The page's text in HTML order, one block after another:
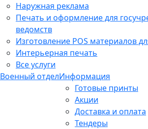
Наружная реклама
Печать и оформление для
ведомств
Изготовление POS материалов
Интерьерная печать
Все услуги
Военный отделИнформация
Готовые принты
Акции
Доставка и оплата
Тендеры